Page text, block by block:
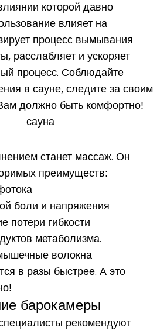
которой давно
влияет на
процесс вымывания
расслабляет и ускоряет
процесс. Соблюдайте
в сауне, следите за своим
должно быть комфортно!
станетмассаж. Он
преимуществ:
боли и напряжения
потери гибкости
метаболизма.
волокна
в разы быстрее. А это
барокамеры
рекомендуют